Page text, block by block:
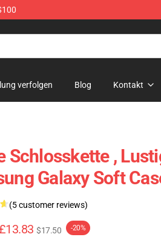
verfolgen Blog Kontakt
Schlosskette ,
Galaxy Soft
(5 customer reviews)
£13.83 $17.50 -20%